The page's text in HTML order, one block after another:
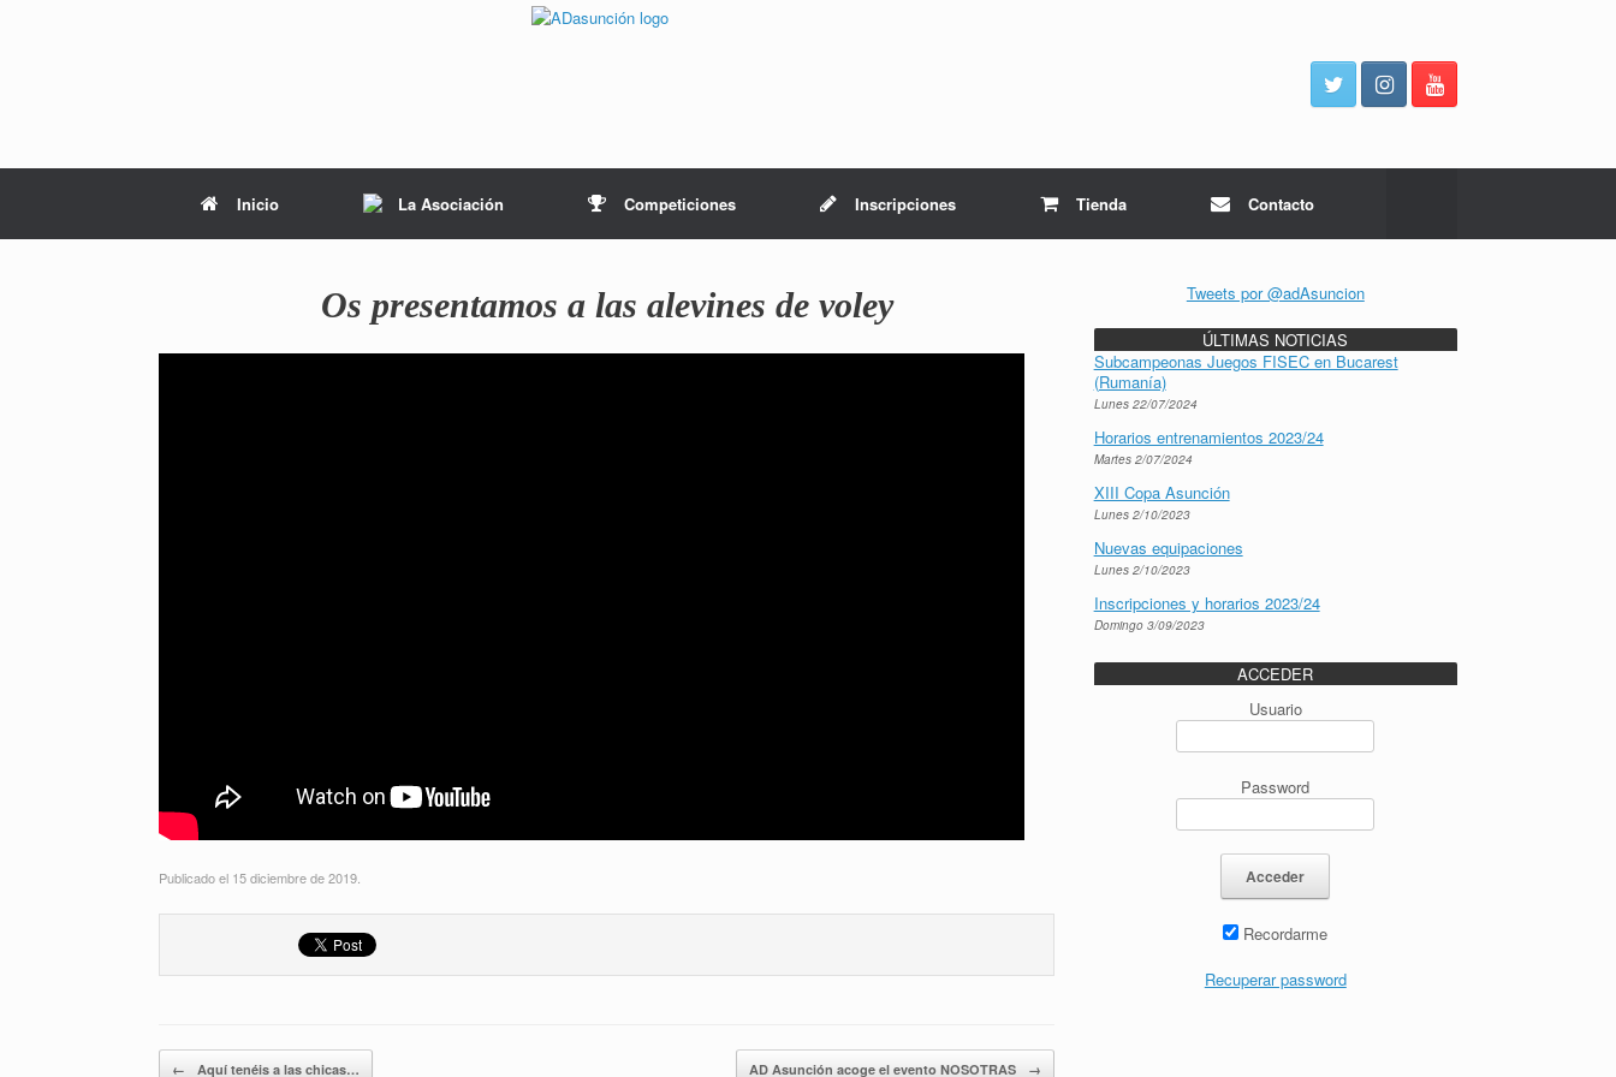
Inicio La Asociación Competiciones Inscripciones Tienda Contacto
Os presentamos a las alevines de voley
Publicado el 15 diciembre de 2019.
← Aquí tenéis a las chicas… AD Asunción acoge el evento NOSOTRAS →
Tweets por @adAsuncion
ÚLTIMAS NOTICIAS
Subcampeonas Juegos FISEC en Bucarest
(Rumanía)
Lunes 22/07/2024
Horarios entrenamientos 2023/24
Martes 2/07/2024
XIII Copa Asunción
Lunes 2/10/2023
Nuevas equipaciones
Lunes 2/10/2023
Inscripciones y horarios 2023/24
Domingo 3/09/2023
ACCEDER
Usuario
Password
Recordarme
Recuperar password